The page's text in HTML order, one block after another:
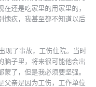
还是吃家里的用家里的，
愧疚，我甚至都不知道以后
现了事故，工伤住院。当时
脑子里，将来很可能他会出
了，但是我必须要坚强。
父亲是因为工伤，工作单位